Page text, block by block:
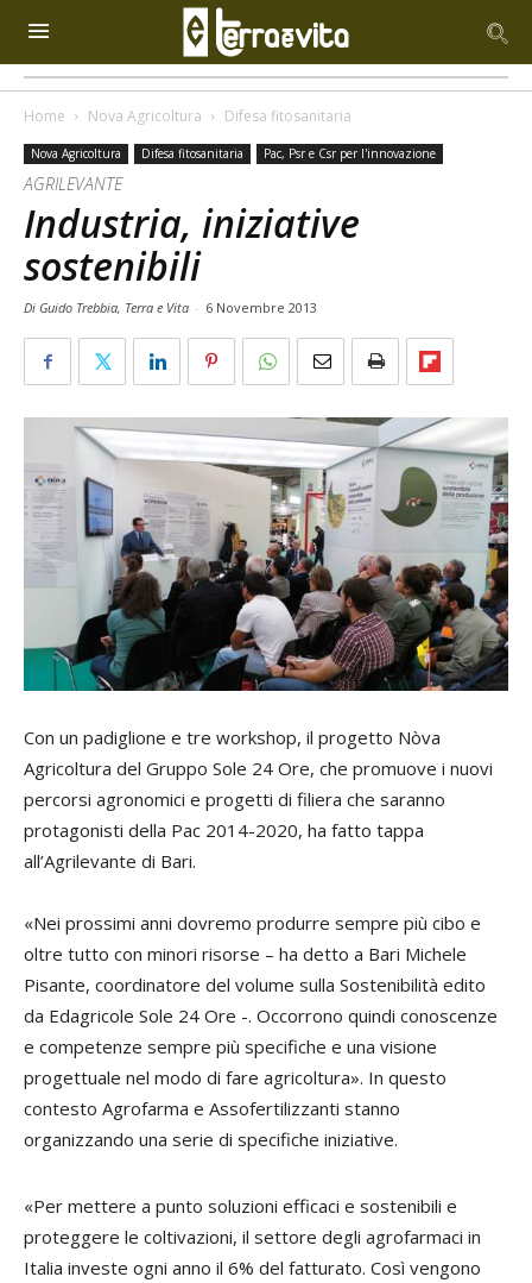
Home Nova Agricoltura Difesa fitosanitaria
Nova Agricoltura Difesa fitosanitaria Pac, Psr e Csr per l'innovazione
AGRILEVANTE
Industria, iniziative
sostenibili
Di Guido Trebbia, Terra e Vita - 6 Novembre 2013
Con un padiglione e tre workshop, il progetto Nòva
Agricoltura del Gruppo Sole 24 Ore, che promuove i nuovi
percorsi agronomici e progetti di filiera che saranno
protagonisti della Pac 2014-2020, ha fatto tappa
all’Agrilevante di Bari.
«Nei prossimi anni dovremo produrre sempre più cibo e
oltre tutto con minori risorse – ha detto a Bari Michele
Pisante, coordinatore del volume sulla Sostenibilità edito
da Edagricole Sole 24 Ore -. Occorrono quindi conoscenze
e competenze sempre più specifiche e una visione
progettuale nel modo di fare agricoltura». In questo
contesto Agrofarma e Assofertilizzanti stanno
organizzando una serie di specifiche iniziative.
«Per mettere a punto soluzioni efficaci e sostenibili e
proteggere le coltivazioni, il settore degli agrofarmaci in
Italia investe ogni anno il 6% del fatturato. Così vengono